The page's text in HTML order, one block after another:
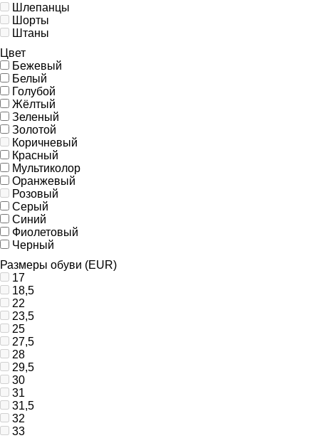
Шлепанцы
Шорты
Штаны
Цвет
Бежевый
Белый
Голубой
Жёлтый
Зеленый
Золотой
Коричневый
Красный
Мультиколор
Оранжевый
Розовый
Серый
Синий
Фиолетовый
Черный
Размеры обуви (EUR)
17
18,5
22
23,5
25
27,5
28
29,5
30
31
31,5
32
33